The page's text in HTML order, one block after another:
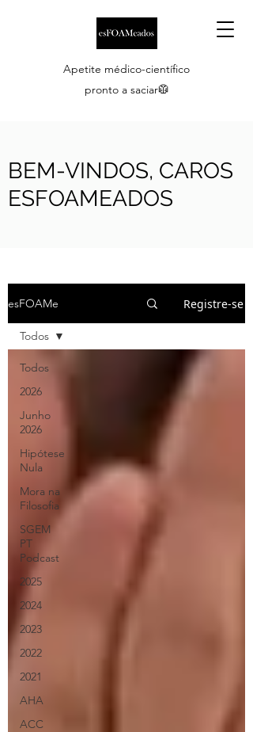
Apetite médico-científico
pronto a saciar🥼
BEM-VINDOS, CAROS
ESFOAMEADOS
esFOAMe Registre-se
Todos
2026
Junho
2026
Hipótese
Nula
Mora na
Filosofia
SGEM
PT
Podcast
2025
2024
2023
2022
2021
AHA
ACC
Todos